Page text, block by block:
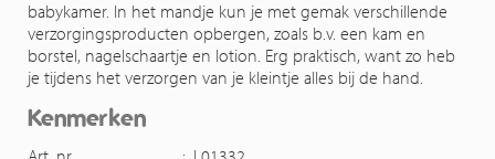
babykamer. In het mandje kun je met gemak verschillende
verzorgingsproducten opbergen, zoals b.v. een kam en
borstel, nagelschaartje en lotion. Erg praktisch, want zo heb
je tijdens het verzorgen van je kleintje alles bij de hand.
Kenmerken